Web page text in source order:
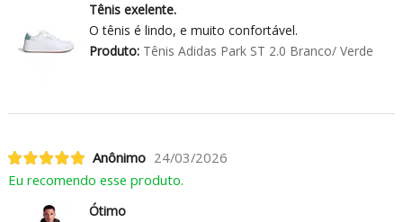
Tênis exelente.
O tênis é lindo, e muito confortável.
Produto:Tênis Adidas Park ST 2.0 Branco/ Verde
Anônimo 24/03/2026
Eu recomendo esse produto.
Ótimo